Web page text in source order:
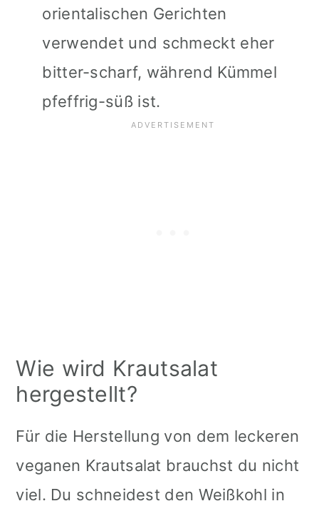
orientalischen Gerichten
verwendet und schmeckt eher
bitter-scharf, während Kümmel
pfeffrig-süß ist.
Wie wird Krautsalat
hergestellt?
Für die Herstellung von dem leckeren
veganen Krautsalat brauchst du nicht
viel. Du schneidest den Weißkohl in